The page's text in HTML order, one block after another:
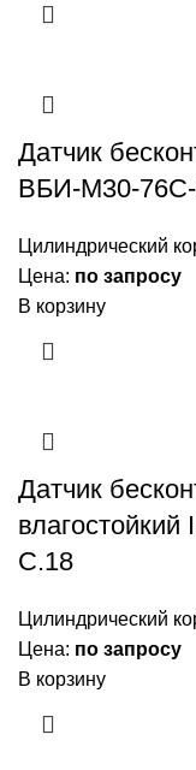
Датчик
ВБИ-М30-
Цилиндрический
Цена: по запросу
В корзину
Датчик
С.18
Цилиндрический
Цена: по запросу
В корзину